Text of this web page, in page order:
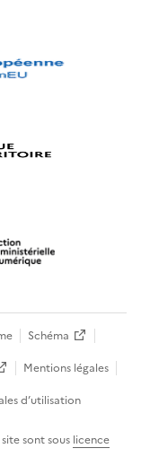
Schéma
Mentions légales
d’utilisation
sont sous licence